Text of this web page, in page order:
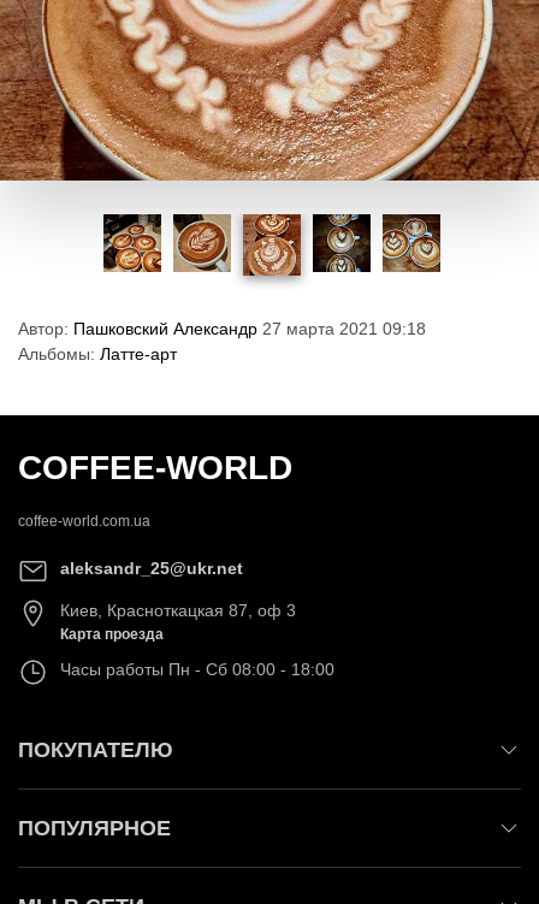
Автор: Пашковский Александр 27 марта 2021 09:18
Альбомы: Латте-арт
COFFEE-WORLD
coffee-world.com.ua
aleksandr_25@ukr.net
Киев Красноткацкая 87, оф 3
Карта проезда
Часы работы Пн - Сб 08:00 - 18:00
ПОКУПАТЕЛЮ
ПОПУЛЯРНОЕ